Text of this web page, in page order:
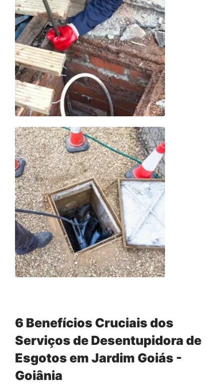
6 Benefícios Cruciais dos
Serviços de Desentupidora de
Esgotos em Jardim Goiás -
Goiânia